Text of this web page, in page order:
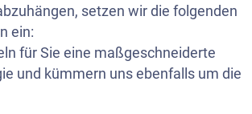
setzen wir die folgenden
ein:
für Sie eine maßgeschneiderte
und kümmern uns ebenfalls um die